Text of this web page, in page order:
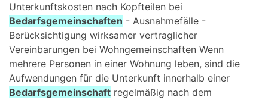
Unterkunftskosten nach Kopfteilen bei
Bedarfsgemeinschaften - Ausnahmefälle -
Berücksichtigung wirksamer vertraglicher
Vereinbarungen bei Wohngemeinschaften Wenn
mehrere Personen in einer Wohnung leben, sind die
Aufwendungen für die Unterkunft innerhalb einer
Bedarfsgemeinschaft regelmäßig nach dem